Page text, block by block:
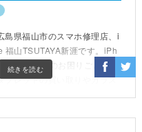
続きを読む
島県福山市のスマホ修理店、i
山TSUTAYA新涯です。iPh
理、スマホのお困りごと解
ブレットの買い取りやガラス